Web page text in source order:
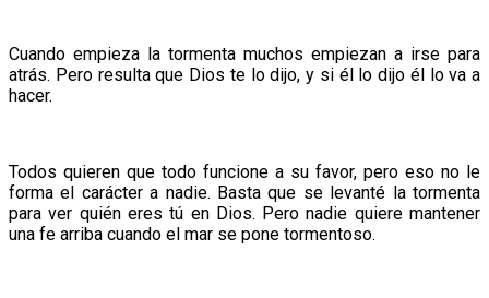
Cuando empieza la tormenta muchos empiezan a irse para
atrás. Pero resulta que Dios te lo dijo, y si él lo dijo él lo va a
hacer.
Todos quieren que todo funcione a su favor, pero eso no le
forma el carácter a nadie. Basta que se levanté la tormenta
para ver quién eres tú en Dios. Pero nadie quiere mantener
una fe arriba cuando el mar se pone tormentoso.